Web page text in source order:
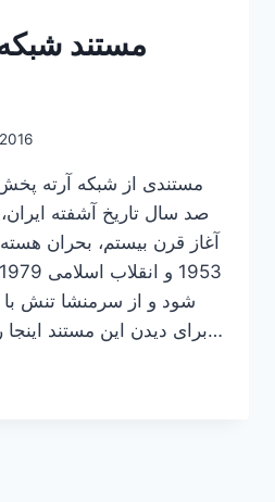
مستند شبکه
مستندی از شبکه آرته
صد سال تاریخ آشفته
آغاز قرن بیستم، بحران
شود و از سرمنشا تنش
برای دیدن این مستند اینجا را کلیک کنید. بازپخش…